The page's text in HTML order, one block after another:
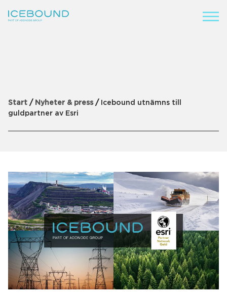
Företaget
Logga in
Support
Start / Nyheter & press/ Icebound utnämns till
guldpartner av Esri